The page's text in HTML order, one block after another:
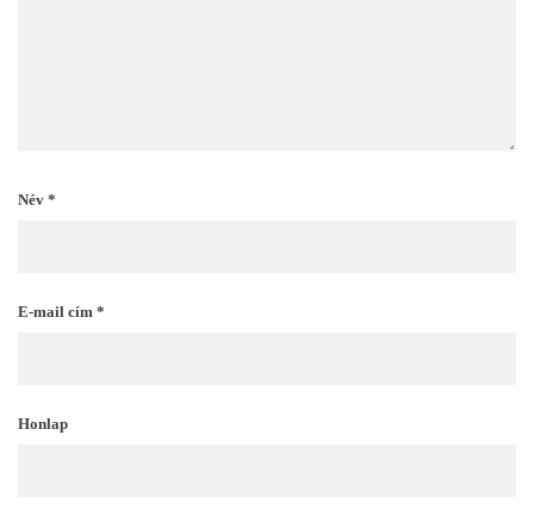
Név *
E-mail cím *
Honlap